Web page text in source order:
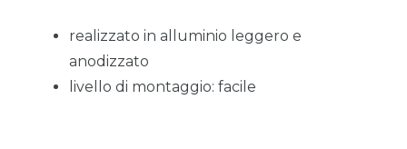
realizzato in alluminio leggero e
anodizzato
livello di montaggio: facile